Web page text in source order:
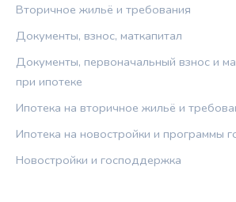
Вторичное жильё и требования
Документы, взнос, маткапитал
Документы, первоначальный взнос и
при ипотеке
Ипотека на вторичное жильё и
Ипотека на новостройки и программы
Новостройки и господдержка